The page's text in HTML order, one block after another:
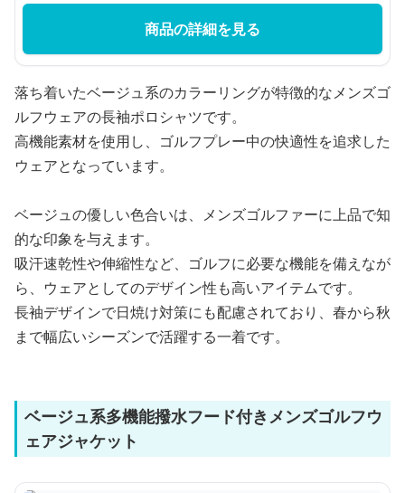
商品の詳細を見る
落ち着いたベージュ系のカラーリングが特徴的なメンズゴ
ルフウェアの長袖ポロシャツです。
高機能素材を使用し、ゴルフプレー中の快適性を追求した
ウェアとなっています。
ベージュの優しい色合いは、メンズゴルファーに上品で知
的な印象を与えます。
吸汗速乾性や伸縮性など、ゴルフに必要な機能を備えなが
ら、ウェアとしてのデザイン性も高いアイテムです。
長袖デザインで日焼け対策にも配慮されており、春から秋
まで幅広いシーズンで活躍する一着です。
ベージュ系多機能撥水フード付きメンズゴルフウ
ェアジャケット